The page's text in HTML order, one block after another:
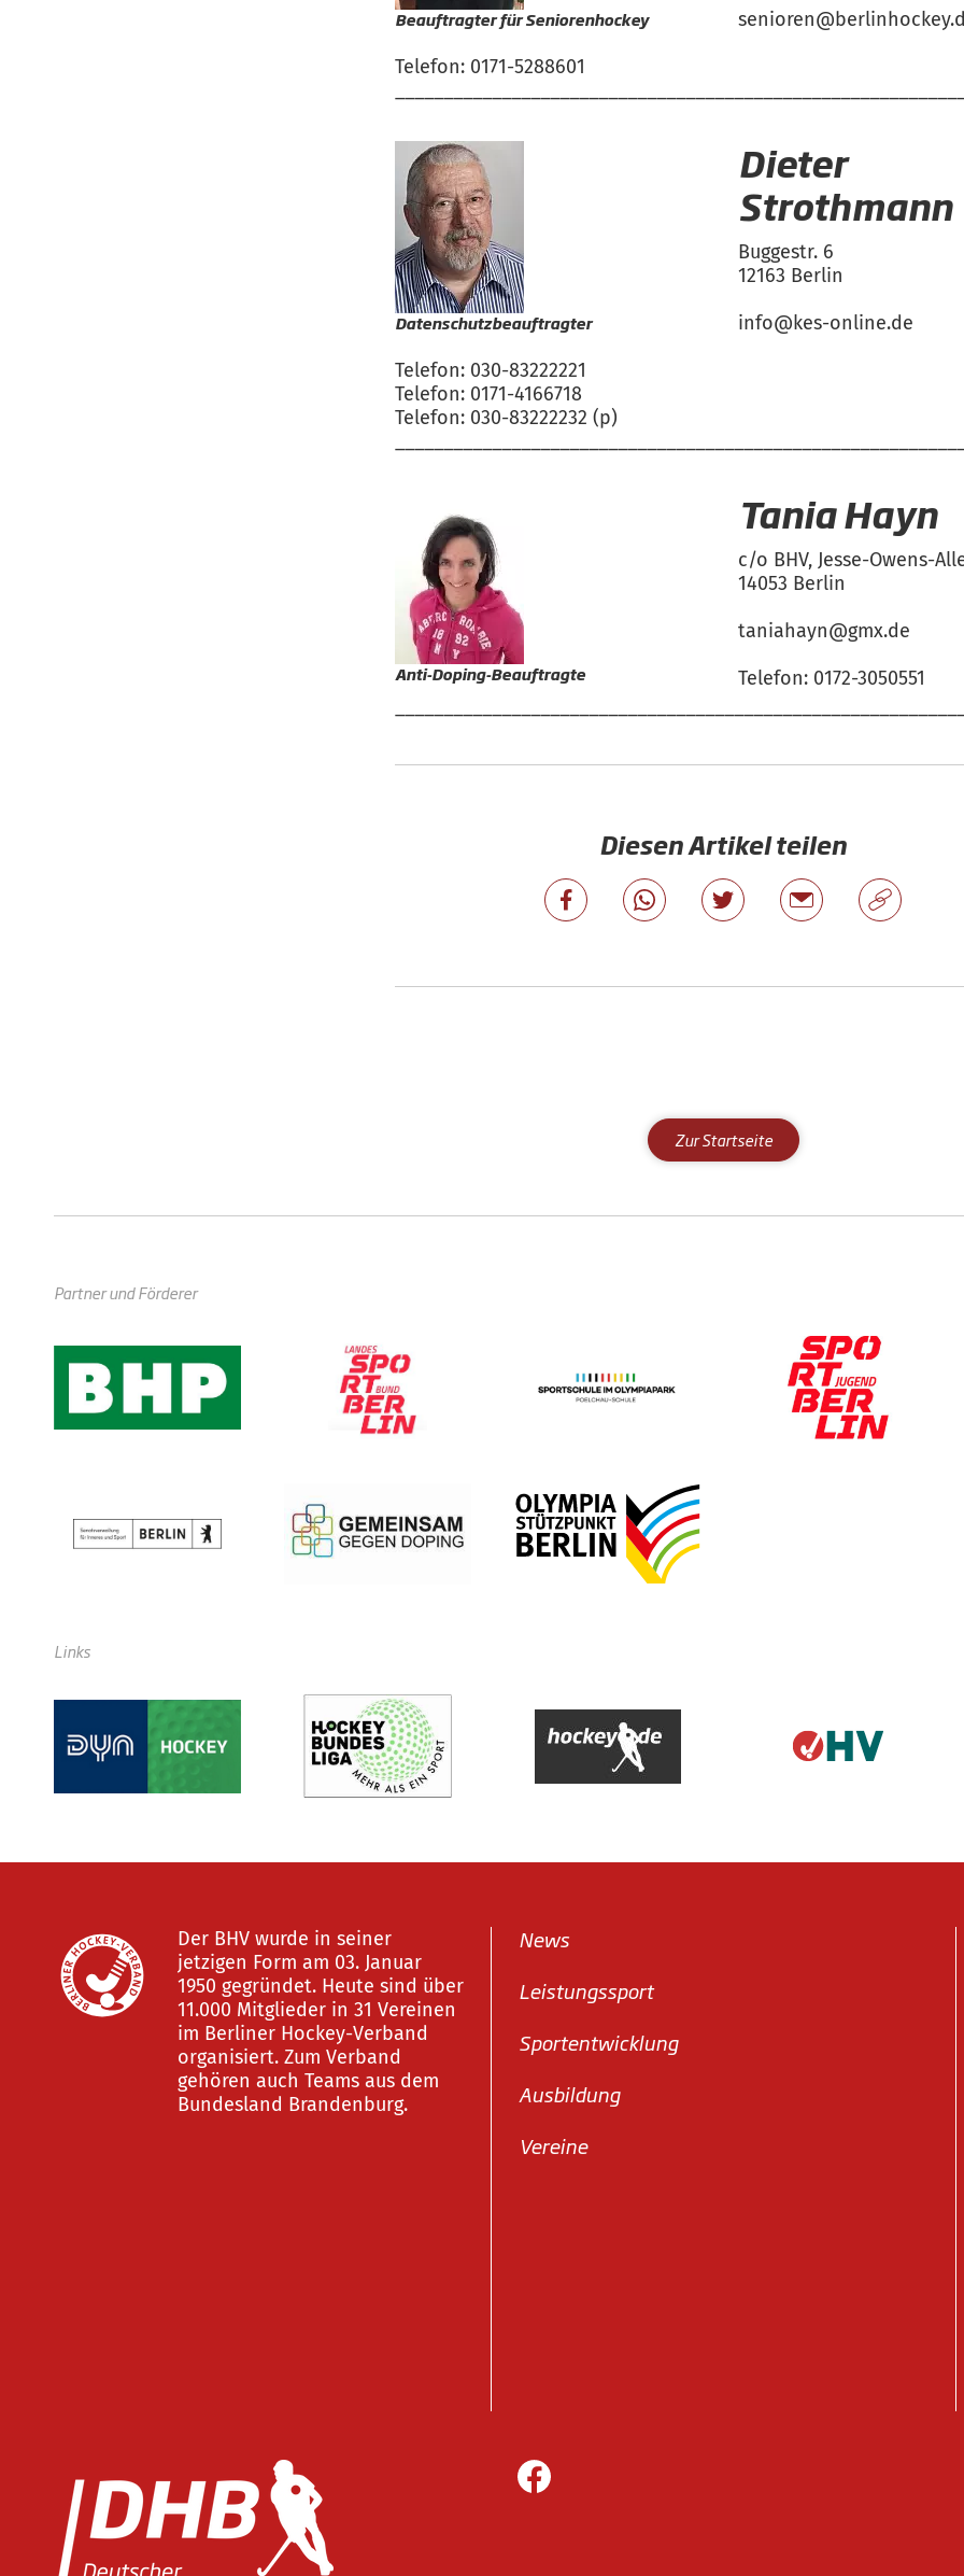
Beauftragter für Seniorenhockey
Telefon: 0171-5288601
Datenschutzbeauftragter
Dieter
Strothmann
Buggestr. 6
12163 Berlin
info@kes-online.de
Telefon: 030-83222221
Telefon: 0171-4166718
Telefon: 030-83222232 (p)
Anti-Doping-Beauftragte
Tania Hayn
c/o BHV, Jesse-Owens-
14053 Berlin
taniahayn@gmx.de
Telefon: 0172-3050551
Diesen Artikel teilen
Zur Startseite
Partner und Förderer
Links
Der BHV wurde in seiner
jetzigen Form am 03. Januar
1950 gegründet. Heute sind über
11.000 Mitglieder in 31 Vereinen
im Berliner Hockey-Verband
organisiert. Zum Verband
gehören auch Teams aus dem
Bundesland Brandenburg.
News
Leistungssport
Sportentwicklung
Ausbildung
Vereine